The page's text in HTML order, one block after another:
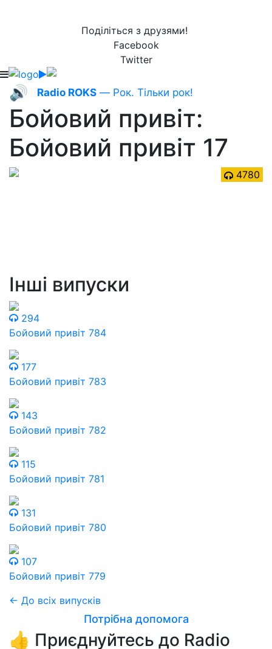
Поділіться з друзями!
Facebook
Twitter
🔊 Radio ROKS — Рок. Тільки рок!
Бойовий привіт:
Бойовий привіт 17
4780
Інші випуски
294
Бойовий привіт 784
177
Бойовий привіт 783
143
Бойовий привіт 782
115
Бойовий привіт 781
131
Бойовий привіт 780
107
Бойовий привіт 779
← До всіх випусків
Потрібна допомога
👍 Приєднуйтесь до Radio